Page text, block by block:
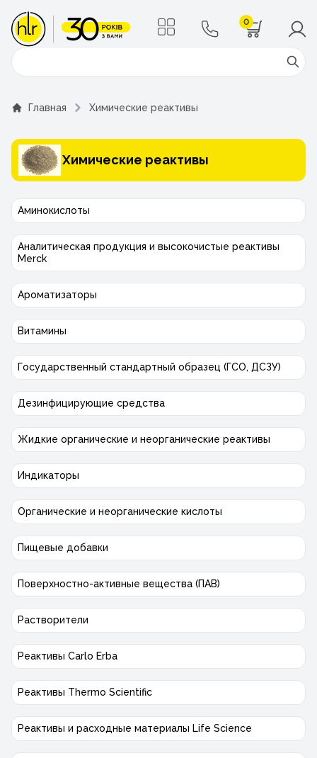
0
Поиск
Главная Химические реактивы
Химические реактивы
Аминокислоты
Аналитическая продукция и высокочистые реактивы
Merck
Ароматизаторы
Витамины
Государственный стандартный образец (ГСО, ДСЗУ)
Дезинфицирующие средства
Жидкие органические и неорганические реактивы
Индикаторы
Органические и неорганические кислоты
Пищевые добавки
Поверхностно-активные вещества (ПАВ)
Растворители
Реактивы Carlo Erba
Реактивы Thermo Scientific
Реактивы и расходные материалы Life Science